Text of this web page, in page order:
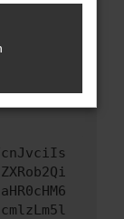
versucht
Du kannst
der